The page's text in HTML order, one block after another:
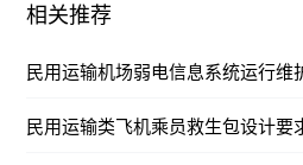
相关推荐
民用运输类飞机乘员救生包设计要